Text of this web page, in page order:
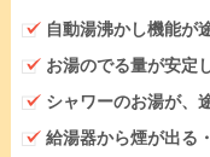
自動湯沸かし機能が
お湯のでる量が安定
シャワーのお湯が、
給湯器から煙が出る